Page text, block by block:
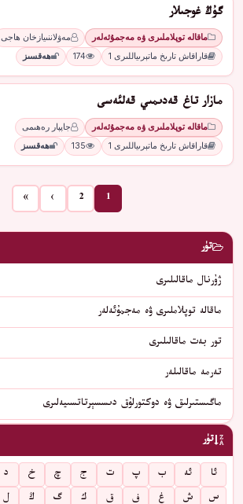
گۇڭ غوجىلار
ماقالە توپلاملىرى ۋە مەجمۇئەلەر
مەۋلاننىيازخان ھاجى
قاراقاش تارىخ ماتېرىياللىرى 1
174 ھەقسىز
مازار تاغ قەدىمىي قەلئەسى
ماقالە توپلاملىرى ۋە مەجمۇئەلەر
جاپپار رەھىمى
قاراقاش تارىخ ماتېرىياللىرى 1
135 ھەقسىز
1
2
›
»
تۈر
ژۇرنال ماقالىلىرى
ماقالە توپلاملىرى ۋە مەجمۇئەلەر
تور بەت ماقالىلىرى
تەرمە ماقالىلەر
ماگىستىرلىق ۋە دوكتورلۇق دىسسېرتاتسىيەلىرى
تۈر
ئا ئە ب پ ت ج چ خ د
س
ش غ ف ق ك گ ڭ ل